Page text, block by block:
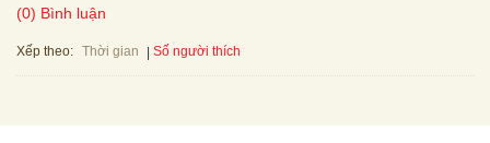
(0) Bình luận
Xếp theo: Thời gian Số người thích